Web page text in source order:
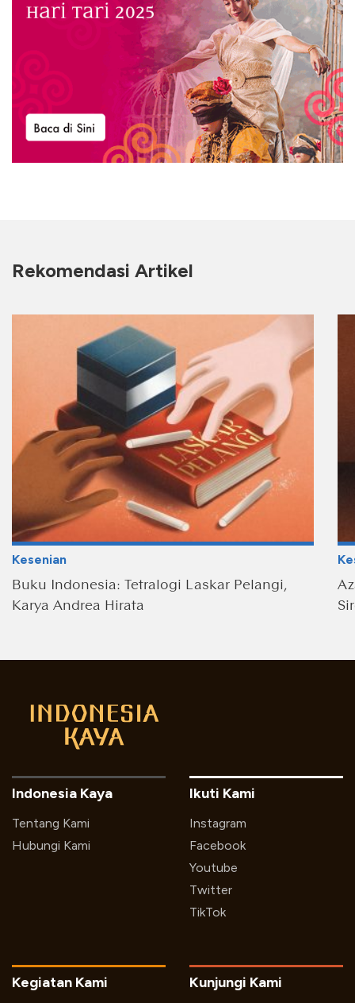
Rekomendasi Artikel
Kesenian
Buku Indonesia: Tetralogi Laskar Pelangi,
Karya Andrea Hirata
Indonesia Kaya
Tentang Kami
Hubungi Kami
Ikuti Kami
Instagram
Facebook
Youtube
Twitter
TikTok
Kegiatan Kami Kunjungi Kami